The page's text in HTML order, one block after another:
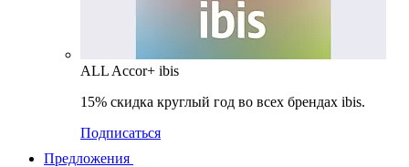
ALL Accor+ ibis
15% скидка круглый год во всех брендах ibis.
Подписаться
Предложения